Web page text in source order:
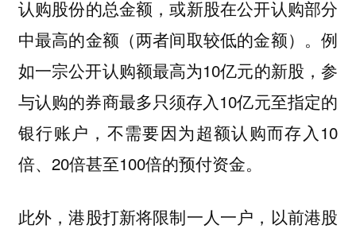
认购股份的总金额，或新股在公开认购部分
中最高的金额（两者间取较低的金额）。例
如一宗公开认购额最高为10亿元的新股，参
与认购的券商最多只须存入10亿元至指定的
银行账户，不需要因为超额认购而存入10
倍、20倍甚至100倍的预付资金。
此外，港股打新将限制一人一户，以前港股